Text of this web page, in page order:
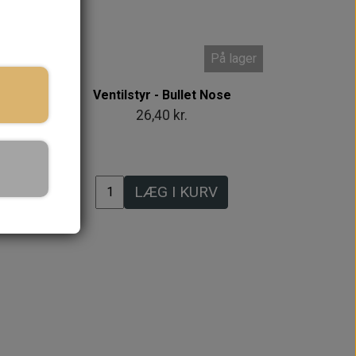
På lager
Ventilstyr - Bullet Nose
26,40 kr.
LÆG I KURV